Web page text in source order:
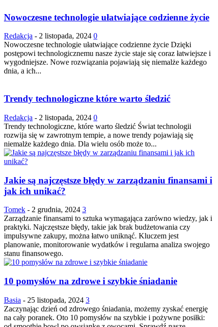
Nowoczesne technologie ułatwiające codzienne życie
Redakcja - 2 listopada, 2024 0
Nowoczesne technologie ułatwiające codzienne życie Dzięki
postępowi technologicznemu nasze życie staje się coraz łatwiejsze i
wygodniejsze. Nowe rozwiązania pojawiają się niemalże każdego
dnia, a ich...
Trendy technologiczne które warto śledzić
Redakcja - 2 listopada, 2024 0
Trendy technologiczne, które warto śledzić Świat technologii
rozwija się w zawrotnym tempie, a nowe trendy pojawiają się
niemalże każdego dnia. Dla wielu osób może to...
Jakie są najczęstsze błędy w zarządzaniu finansami i
jak ich unikać?
Tomek - 2 grudnia, 2024 3
Zarządzanie finansami to sztuka wymagająca zarówno wiedzy, jak i
praktyki. Najczęstsze błędy, takie jak brak budżetowania czy
impulsywne zakupy, można łatwo uniknąć. Kluczem jest
planowanie, monitorowanie wydatków i regularna analiza swojego
stanu finansowego.
10 pomysłów na zdrowe i szybkie śniadanie
Basia - 25 listopada, 2024 3
Zaczynając dzień od zdrowego śniadania, możemy zyskać energię
na cały poranek. Oto 10 pomysłów na szybkie i pożywne posiłki: